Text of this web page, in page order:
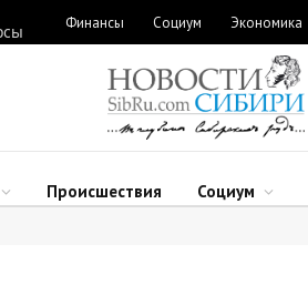
Финансы Социум Экономика
Происшествия Социум